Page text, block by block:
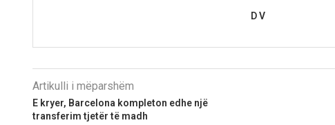
D V
Artikulli i mëparshëm
E kryer, Barcelona kompleton edhe një
transferim tjetër të madh